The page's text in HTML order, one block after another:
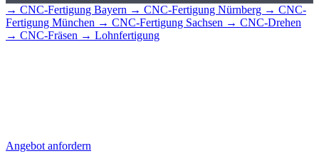
→ CNC-Fertigung Bayern → CNC-Fertigung Nürnberg → CNC-
Fertigung München → CNC-Fertigung Sachsen → CNC-Drehen
→ CNC-Fräsen → Lohnfertigung
Angebot anfordern